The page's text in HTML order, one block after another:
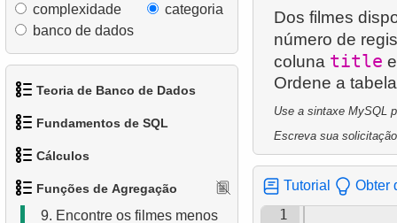
complexidade
categoria
banco de dados
Teoria de Banco de Dados
Dados?
2.O que é SGBD?
Fundamentos de SQL
2. Organize os pinguins
Cálculos
Funções de Agregação
6.O custo médio de aluguel
de um filme por categoria
mínima, máxima e média
do filme
8.Encontre categorias de
9. Encontre os filmes menos
Dos filmes
número de
coluna title
Ordene a
Use a sintaxe MySQL
Escreva sua
Tutorial Obter
1